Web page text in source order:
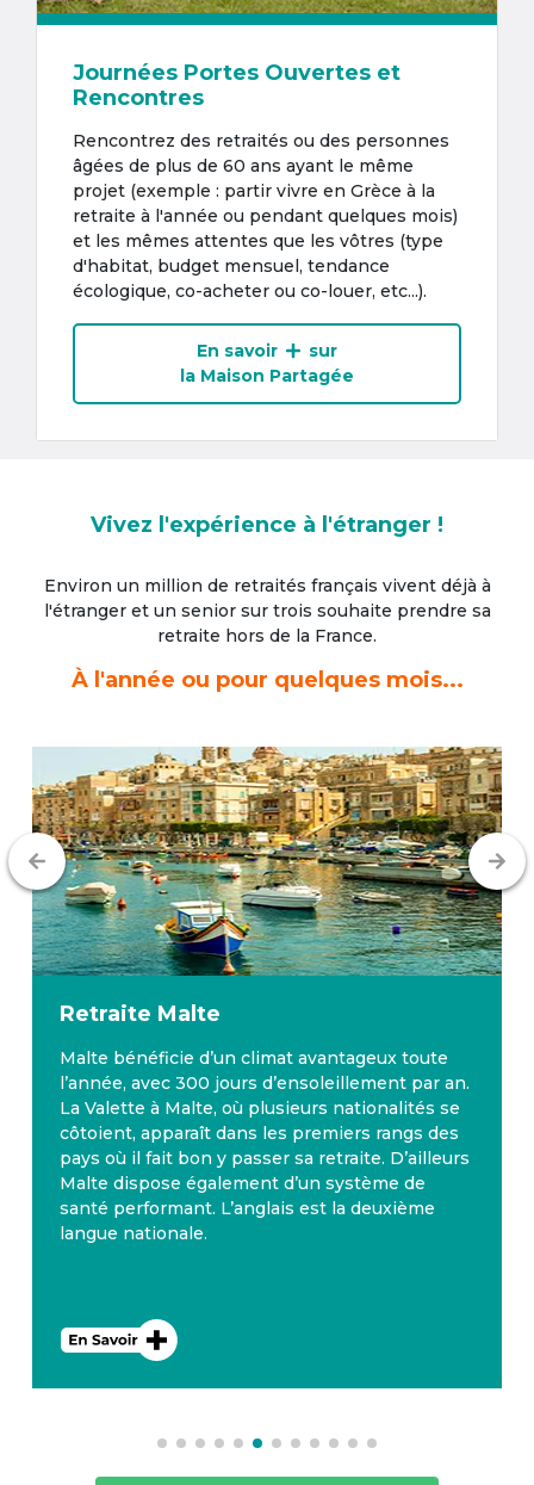
Journées Portes Ouvertes et
Rencontres
Rencontrez des retraités ou des personnes
âgées de plus de 60 ans ayant le même
projet (exemple : partir vivre en Grèce à la
retraite à l'année ou pendant quelques mois)
et les mêmes attentes que les vôtres (type
d'habitat, budget mensuel, tendance
écologique, co-acheter ou co-louer, etc...).
En savoir
sur
la Maison Partagée
Vivez l'expérience à l'étranger !
Environ un million de retraités français vivent déjà à
l'étrangeret un senior sur trois souhaite prendre sa
retraite hors de la France.
À l'année ou pour quelques mois...
Retraite Malte
Malte bénéficie d’un climat avantageux toute
l’année, avec 300 jours d’ensoleillement par an.
La Valette à Malte, où plusieurs nationalités se
côtoient, apparaît dans les premiers rangs des
pays où il fait bon y passer sa retraite. D’ailleurs
Malte dispose également d’un système de
santé performant. L’anglais est la deuxième
langue nationale.